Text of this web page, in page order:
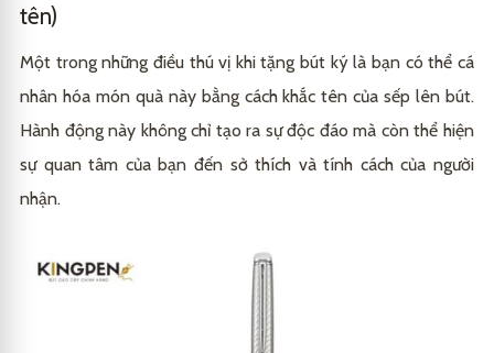
tên)
Một trong những điều thú vị khi tặng bút ký là bạn có thể cá
nhân hóa món quà này bằng cách khắc tên của sếp lên bút.
Hành động này không chỉ tạo ra sự độc đáo mà còn thể hiện
sự quan tâm của bạn đến sở thích và tính cách của người
nhận.